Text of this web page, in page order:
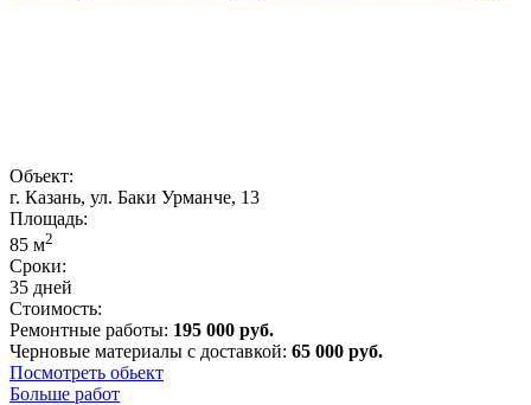
Объект:
г. Казань, ул. Баки Урманче, 13
Площадь:
85 м2
Сроки:
35 дней
Стоимость:
Ремонтные работы: 195 000 руб.
Черновые материалы с доставкой: 65 000 руб.
Посмотреть обьект
Больше работ